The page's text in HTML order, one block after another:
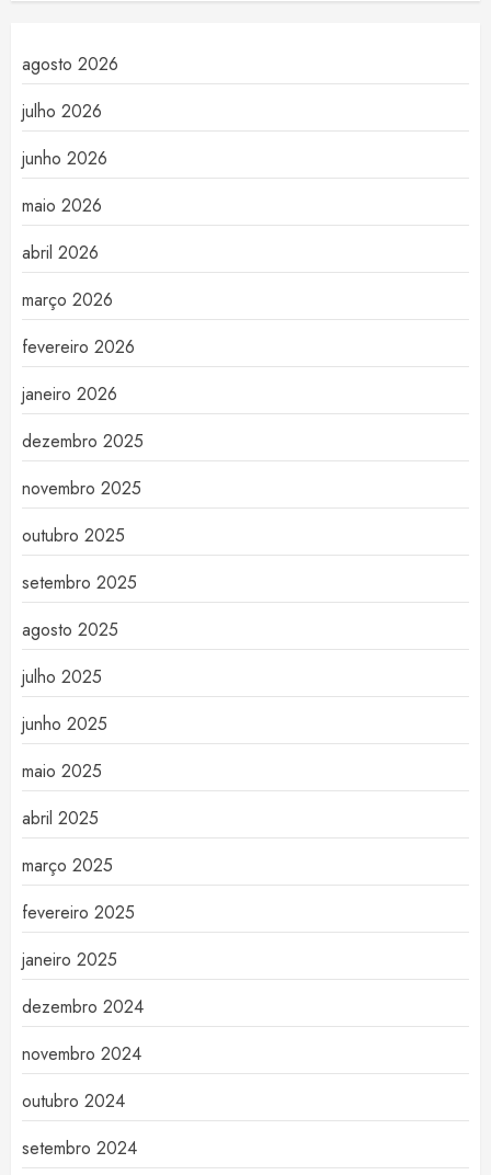
agosto 2026
julho 2026
junho 2026
maio 2026
abril 2026
março 2026
fevereiro 2026
janeiro 2026
dezembro 2025
novembro 2025
outubro 2025
setembro 2025
agosto 2025
julho 2025
junho 2025
maio 2025
abril 2025
março 2025
fevereiro 2025
janeiro 2025
dezembro 2024
novembro 2024
outubro 2024
setembro 2024